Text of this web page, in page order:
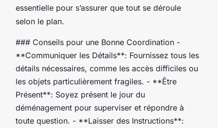
essentielle pour s’assurer que tout se déroule
selon le plan.
### Conseils pour une Bonne Coordination -
**Communiquer les Détails**: Fournissez tous les
détails nécessaires, comme les accès difficiles ou
les objets particulièrement fragiles. - **Être
Présent**: Soyez présent le jour du
déménagement pour superviser et répondre à
toute question. - **Laisser des Instructions**: